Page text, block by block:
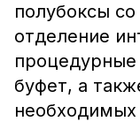
полубоксы
отделение
процедурные
буфет, а